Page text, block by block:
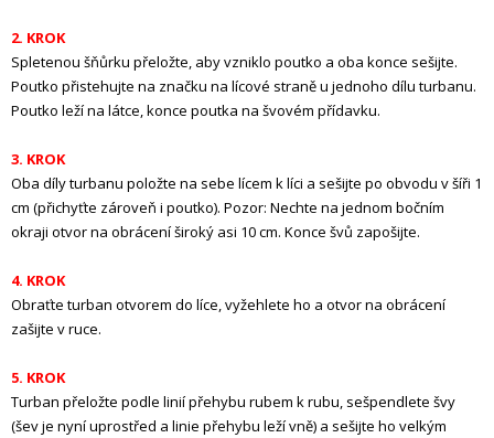
2. KROK
Spletenou šňůrku přeložte, aby vzniklo poutko a oba konce sešijte.
Poutko přistehujte na značku na lícové straně u jednoho dílu turbanu.
Poutko leží na látce, konce poutka na švovém přídavku.
3. KROK
Oba díly turbanu položte na sebe lícem k líci a sešijte po obvodu v šíři 1
cm (přichyťte zároveň i poutko). Pozor: Nechte na jednom bočním
okraji otvor na obrácení široký asi 10 cm. Konce švů zapošijte.
4. KROK
Obraťte turban otvorem do líce, vyžehlete ho a otvor na obrácení
zašijte v ruce.
5. KROK
Turban přeložte podle linií přehybu rubem k rubu, sešpendlete švy
(šev je nyní uprostřed a linie přehybu leží vně) a sešijte ho velkým